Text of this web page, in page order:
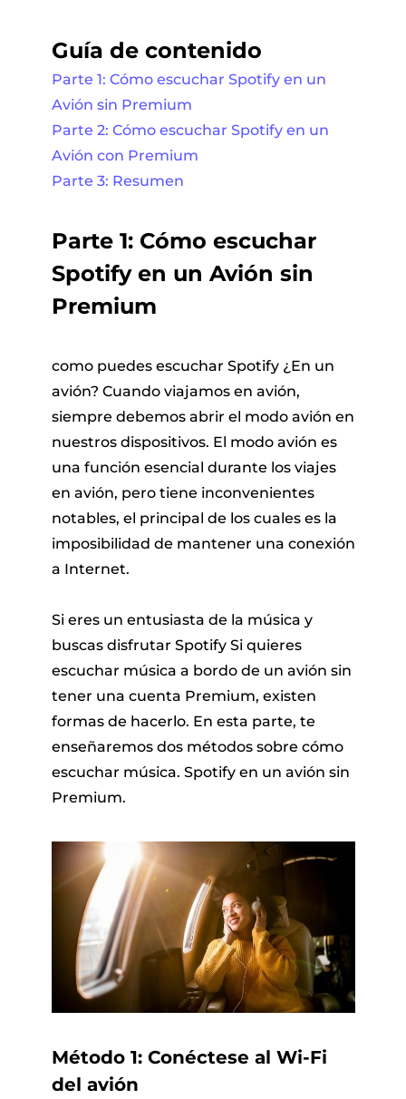
Guía de contenido
Parte 1: Cómo escuchar Spotify en un
Avión sin Premium
Parte 2: Cómo escuchar Spotify en un
Avión con Premium
Parte 3: Resumen
Parte 1: Cómo escuchar
Spotify en un Avión sin
Premium
como puedes escuchar Spotify ¿En un
avión? Cuando viajamos en avión,
siempre debemos abrir el modo avión en
nuestros dispositivos. El modo avión es
una función esencial durante los viajes
en avión, pero tiene inconvenientes
notables, el principal de los cuales es la
imposibilidad de mantener una conexión
a Internet.
Si eres un entusiasta de la música y
buscas disfrutar Spotify Si quieres
escuchar música a bordo de un avión sin
tener una cuenta Premium, existen
formas de hacerlo. En esta parte, te
enseñaremos dos métodos sobre cómo
escuchar música. Spotify en un avión sin
Premium.
Método 1: Conéctese al Wi-Fi
del avión